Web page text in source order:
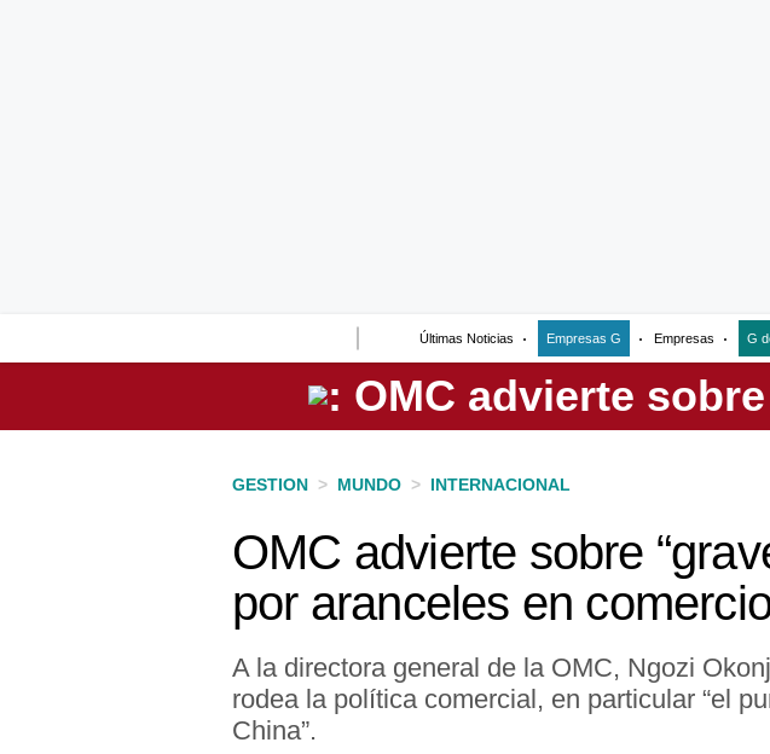
Últimas Noticias Empresas G Empresas G
Perú
GESTION > MUNDO > INTERNACIONAL
OMC advierte sobre
por aranceles en
A la directora general de la OMC, Ngozi
rodea la política comercial, en particular “el
China”.